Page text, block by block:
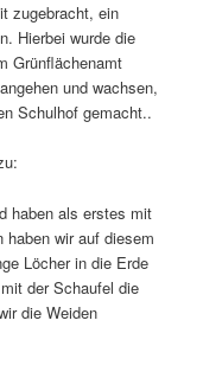
zugebracht, ein
Hierbei wurde die
Grünflächenamt
und wachsen,
Schulhof gemacht..
haben als erstes mit
wir auf diesem
Löcher in die Erde
der Schaufel die
die Weiden